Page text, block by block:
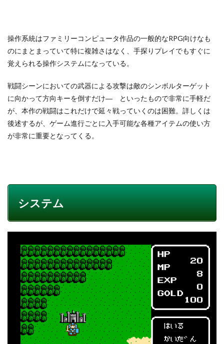
操作系統はファミリーコンピュータ作品の一般的なRPG向けなも
のにまとまっていて特に複雑さはなく、手探りプレイでもすぐに
覚えられる操作システムになっている。
戦闘シーンにおいての武器による攻撃は敵のシンボルターゲット
に向かって方向キーを倒すだけ― といったもので非常に手軽だ
が、本作の戦闘はこれだけで延々戦っていくのは困難。詳しくは
後述するが、ゲーム進行ごとに入手可能な各種アイテムの使い方
が非常に重要となってくる。
システム